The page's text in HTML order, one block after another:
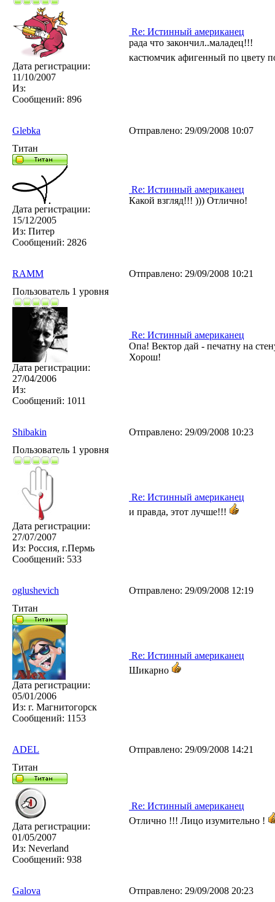
Дата регистрации:
11/10/2007
Из:
Сообщений: 896
Re: Истинный американец
рада что закончил..маладец!!!
кастюмчик афигенный по цвету
Glebka Отправлено: 29/09/2008 10:07
Титан
Дата регистрации:
15/12/2005
Из: Питер
Сообщений: 2826
Re: Истинный американец
Какой взгляд!!! ))) Отлично!
RAMM Отправлено: 29/09/2008 10:21
Пользователь 1 уровня
Дата регистрации:
27/04/2006
Из:
Сообщений: 1011
Re: Истинный американец
Опа! Вектор дай - печатну на
Хорош!
Shibakin Отправлено: 29/09/2008 10:23
Пользователь 1 уровня
Дата регистрации:
27/07/2007
Из: Россия, г.Пермь
Сообщений: 533
Re: Истинный американец
и правда, этот лучше!!!
oglushevich Отправлено: 29/09/2008 12:19
Титан
Дата регистрации:
05/01/2006
Из: г. Магнитогорск
Сообщений: 1153
Re: Истинный американец
Шикарно
ADEL Отправлено: 29/09/2008 14:21
Титан
Дата регистрации:
01/05/2007
Из: Neverland
Сообщений: 938
Re: Истинный американец
Отлично !!! Лицо изумительно !
Galova Отправлено: 29/09/2008 20:23